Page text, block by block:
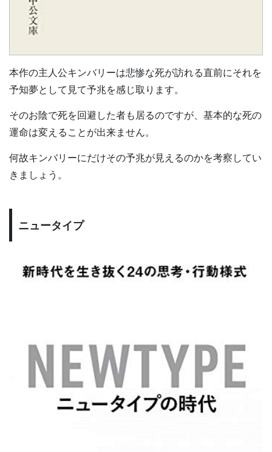
本作の主人公キンバリーは悲惨な死が訪れる直前にそれを
予知夢として見て予兆を感じ取ります。
そのお陰で死を回避した者も居るのですが、基本的な死の
運命は変えることが出来ません。
何故キンバリーにだけその予兆が見えるのかを考察してい
きましょう。
ニュータイプ